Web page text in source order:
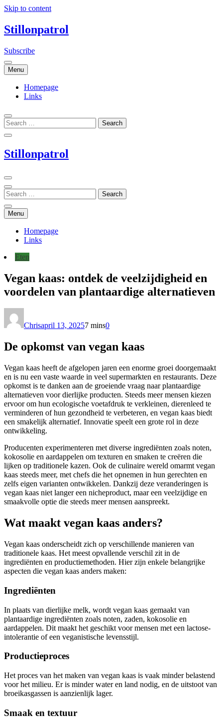
Skip to content
Stillonpatrol
Subscribe
Menu
Homepage
Links
Stillonpatrol
Menu
Homepage
Links
Eten
Vegan kaas: ontdek de veelzijdigheid en
voordelen van plantaardige alternatieven
Chrisapril 13, 20257 mins0
De opkomst van vegan kaas
Vegan kaas heeft de afgelopen jaren een enorme groei doorgemaakt
en is nu een vaste waarde in veel supermarkten en restaurants. Deze
opkomst is te danken aan de groeiende vraag naar plantaardige
alternatieven voor dierlijke producten. Steeds meer mensen kiezen
ervoor om hun ecologische voetafdruk te verkleinen, dierenleed te
verminderen of hun gezondheid te verbeteren, en vegan kaas biedt
een smakelijk alternatief. Innovatie speelt een grote rol in deze
ontwikkeling.
Producenten experimenteren met diverse ingrediënten zoals noten,
kokosolie en aardappelen om texturen en smaken te creëren die
lijken op traditionele kazen. Ook de culinaire wereld omarmt vegan
kaas steeds meer, met chefs die het opnemen in hun gerechten en
zelfs eigen varianten ontwikkelen. Dankzij deze veranderingen is
vegan kaas niet langer een nicheproduct, maar een veelzijdige en
smaakvolle optie die steeds meer mensen aanspreekt.
Wat maakt vegan kaas anders?
Vegan kaas onderscheidt zich op verschillende manieren van
traditionele kaas. Het meest opvallende verschil zit in de
ingrediënten en productiemethoden. Hier zijn enkele belangrijke
aspecten die vegan kaas anders maken:
Ingrediënten
In plaats van dierlijke melk, wordt vegan kaas gemaakt van
plantaardige ingrediënten zoals noten, zaden, kokosolie en
aardappelen. Dit maakt het geschikt voor mensen met een lactose-
intolerantie of een veganistische levensstijl.
Productieproces
Het proces van het maken van vegan kaas is vaak minder belastend
voor het milieu. Er is minder water en land nodig, en de uitstoot van
broeikasgassen is aanzienlijk lager.
Smaak en textuur